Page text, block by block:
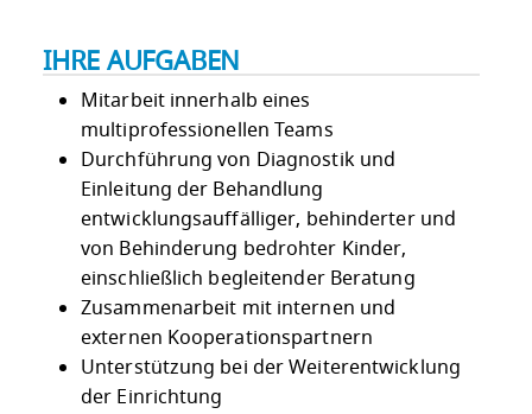
IHRE AUFGABEN
Mitarbeit innerhalb eines
multiprofessionellen Teams
Durchführung von Diagnostik und
Einleitung der Behandlung
entwicklungsauffälliger, behinderter und
von Behinderung bedrohter Kinder,
einschließlich begleitender Beratung
Zusammenarbeit mit internen und
externen Kooperationspartnern
Unterstützung bei der Weiterentwicklung
der Einrichtung